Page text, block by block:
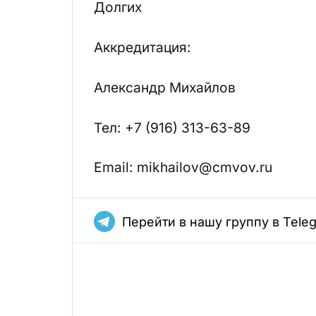
Долгих
Аккредитация:
Александр Михайлов
Тел: +7 (916) 313-63-89
Email: mikhailov@cmvov.ru
Перейти в нашу группу в